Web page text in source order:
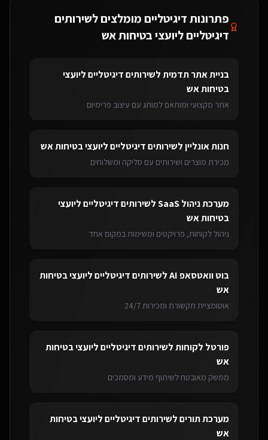
פתרונות דיגיטליים מומלצים לשירותים
דיגיטליים ליועצי בטיחות אש
בניית אתר תדמיתלשירותים דיגיטליים ליועצי
בטיחות אש
אתר מקצועי ומותאם למותג עם עיצוב פרימיום
חנות אונלייןלשירותים דיגיטליים ליועצי בטיחות אש
מכירת מוצרים ושירותים עם סליקה ומשלוחים
מערכת ניהול SaaS לשירותים דיגיטליים ליועצי
בטיחות אש
ניהול לקוחות, פרויקטים ומשימות במקום אחד
בוט וואטסאפ AI לשירותים דיגיטליים ליועצי בטיחות
אש
אוטומציית תקשורת ומכירות 24/7
פורטל לקוחותלשירותים דיגיטליים ליועצי בטיחות
אש
ממשק מאובטח לשיתוף מידע ומסמכים
מערכת תוריםלשירותים דיגיטליים ליועצי בטיחות
אש